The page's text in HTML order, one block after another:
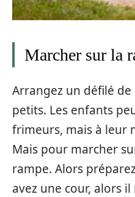
Marcher sur la
Arrangez un défilé
petits. Les enfants
frimeurs, mais à leur
Mais pour marcher
rampe. Alors
avez une cour, alors il